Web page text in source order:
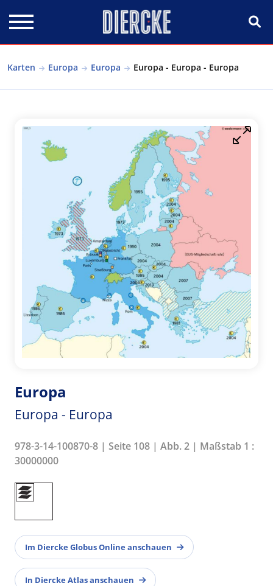
Karten Europa Europa Europa - Europa - Europa
Europa
Europa - Europa
978-3-14-100870-8 | Seite 108 | Abb. 2 | Maßstab 1 :
30000000
Im Diercke Globus Online anschauen
In Diercke Atlas anschauen